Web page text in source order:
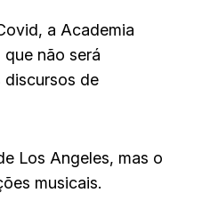
a Academia
não será
discursos de
Los Angeles, mas o
musicais.